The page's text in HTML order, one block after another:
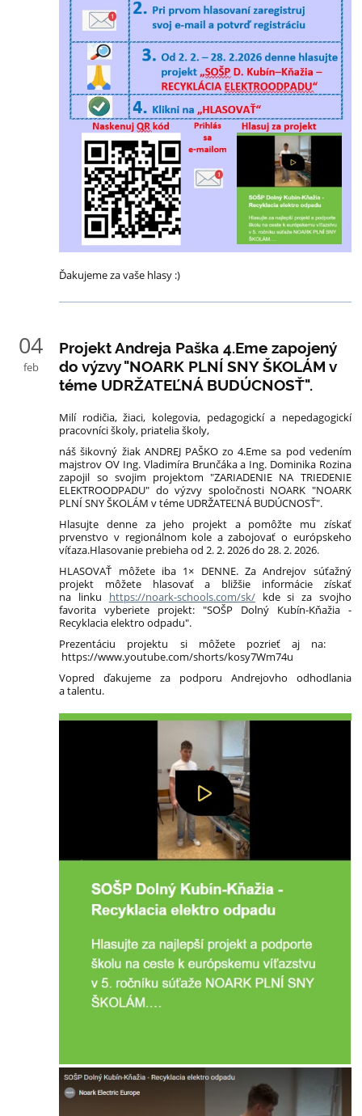
Ďakujeme za vaše hlasy :)
04
feb
Projekt Andreja Paška 4.Eme zapojený
do výzvy "NOARK PLNÍ SNY ŠKOLÁM v
téme UDR‎ŽATEĽNÁ BUDÚCNOSŤ".
Milí rodičia, žiaci, kolegovia, pedagogickí a nepedagogickí
pracovníci školy, priatelia školy,
náš šikovný žiak ANDREJ PAŠKO zo 4.Eme sa pod vedením
majstrov OV Ing. Vladimíra Brunčáka a Ing. Dominika Rozina
zapojil so svojim projektom "ZARIADENIE NA TRIEDENIE
ELEKTROODPADU" do výzvy spoločnosti NOARK "NOARK
PLNÍ SNY ŠKOLÁM v téme UDR‎ŽATEĽNÁ BUDÚCNOSŤ".
Hlasujte denne za jeho projekt a pomôžte mu získať
prvenstvo v regionálnom kole a zabojovať o európskeho
víťaza.Hlasovanie prebieha od 2. 2. 2026 do 28. 2. 2026​.
HLASOVAŤ môžete iba 1× DENNE.Za Andrejov súťažný
projekt môžete hlasovať a bližšie informácie získať
na linku
https://noark-schools.com/sk/ kde si za svojho
favorita vyberiete projekt: "SOŠP Dolný Kubín-Kňažia -
Recyklacia elektro odpadu".
Prezentáciu projektu si môžete pozrieť aj na:
https://www.youtube.com/shorts/kosy7Wm74u
Vopred ďakujeme za podporu Andrejovho odhodlania
a talentu.